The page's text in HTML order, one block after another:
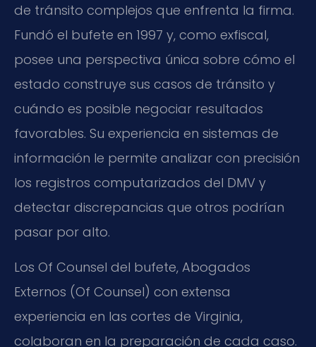
de tránsito complejos que enfrenta la firma.
Fundó el bufete en 1997 y, como exfiscal,
posee una perspectiva única sobre cómo el
estado construye sus casos de tránsito y
cuándo es posible negociar resultados
favorables. Su experiencia en sistemas de
información le permite analizar con precisión
los registros computarizados del DMV y
detectar discrepancias que otros podrían
pasar por alto.
Los Of Counsel del bufete, Abogados
Externos (Of Counsel) con extensa
experiencia en las cortes de Virginia,
colaboran en la preparación de cada caso.